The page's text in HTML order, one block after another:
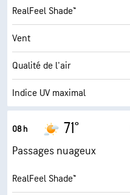
Couverture nuageuse
Visibilité
Plafond nuageux
RealFeel Shade™
Vent
Qualité de l'air
Indice UV maximal
Humidité
Point de rosée
08 h 71°
Passages nuageux
RealFeel Shade™